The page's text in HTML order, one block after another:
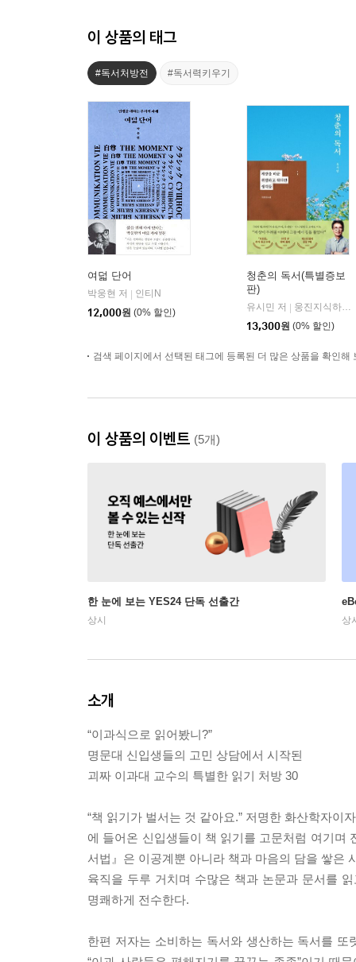
이 상품의 태그
#독서처방전 #독서력키우기
여덟 단어
박웅현 저 | 인티N
12,000원 (0% 할인)
청춘의 독서(특별증보
판)
유시민 저 | 웅진지식하우스
13,300원 (0% 할인)
검색 페이지에서 선택된 태그에 등록된 더 많은 상품을 확인해
이 상품의 이벤트 (5개)
한 눈에 보는 YES24 단독 선출간
상시 상
소개
“이과식으로 읽어봤니?”
명문대 신입생들의 고민 상담에서 시작된
괴짜 이과대 교수의 특별한 읽기 처방 30
“책 읽기가 벌서는 것 같아요.” 저명한 화산학자이
에 들어온 신입생들이 책 읽기를 고문처럼 여기며
서법』은 이공계뿐 아니라 책과 마음의 담을 쌓은
육직을 두루 거치며 수많은 책과 논문과 문서를
명쾌하게 전수한다.
한편 저자는 소비하는 독서와 생산하는 독서를 또